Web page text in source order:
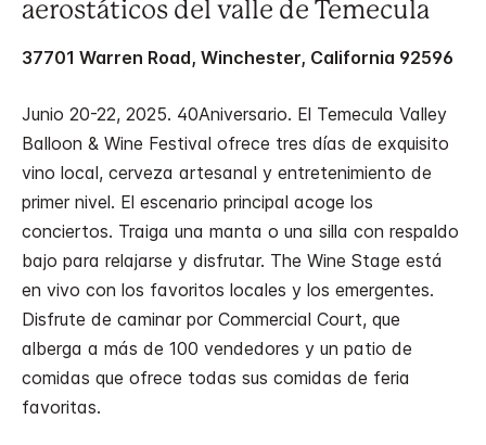
aerostáticos del valle de Temecula
37701 Warren Road, Winchester, California 92596
Junio 20-22, 2025. 40Aniversario. El Temecula Valley
Balloon & Wine Festival ofrece tres días de exquisito
vino local, cerveza artesanal y entretenimiento de
primer nivel. El escenario principal acoge los
conciertos. Traiga una manta o una silla con respaldo
bajo para relajarse y disfrutar. The Wine Stage está
en vivo con los favoritos locales y los emergentes.
Disfrute de caminar por Commercial Court, que
alberga a más de 100 vendedores y un patio de
comidas que ofrece todas sus comidas de feria
favoritas.